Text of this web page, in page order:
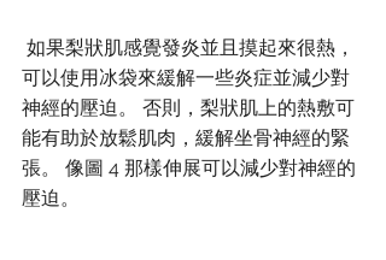
可以使用冰袋來緩解一些炎症並​​減少對
神經的壓迫。 否則，梨狀肌上的熱敷可
能有助於放鬆肌肉，緩解坐骨神經的緊
張。 像圖 4 那樣伸展可以減少對神經的
壓迫。